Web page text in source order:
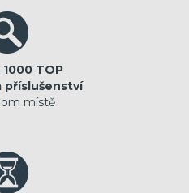
TOP
příslušenství
místě